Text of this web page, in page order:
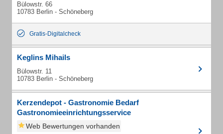
Bülowstr. 66
10783 Berlin - Schöneberg
Gratis-Digitalcheck
Keglins Mihails
Bülowstr. 11
10783 Berlin - Schöneberg
Kerzendepot - Gastronomie Bedarf
Gastronomieeinrichtungsservice
Web Bewertungen vorhanden